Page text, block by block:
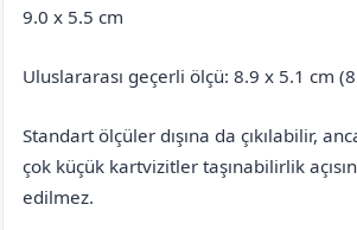
9.0 x 5.5 cm
Uluslararası geçerli ölçü: 8.9 x 5.1 cm
Standart ölçüler dışına da çıkılabilir,
çok küçük kartvizitler taşınabilirlik
edilmez.